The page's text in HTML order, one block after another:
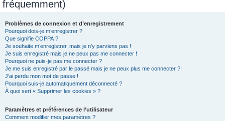
fréquemment)
Problèmes de connexion et d’enregistrement
Pourquoi dois-je m’enregistrer ?
Que signifie COPPA ?
Je souhaite m’enregistrer, mais je n’y parviens pas !
Je suis enregistré mais je ne peux pas me connecter !
Pourquoi ne puis-je pas me connecter ?
Je me suis enregistré par le passé mais je ne peux plus me connecter ?!
J’ai perdu mon mot de passe !
Pourquoi suis-je automatiquement déconnecté ?
À quoi sert « Supprimer les cookies » ?
Paramètres et préférences de l’utilisateur
Comment modifier mes paramètres ?